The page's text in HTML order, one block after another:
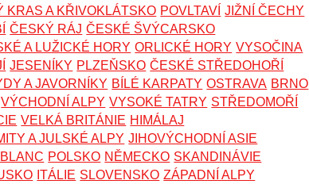
KRAS A KŘIVOKLÁTSKO POVLTAVÍ JIŽNÍ ČECHY
ČESKÝ RÁJ ČESKÉ ŠVÝCARSKO
A LUŽICKÉ HORY ORLICKÉ HORY VYSOČINA
JESENÍKY PLZEŇSKO ČESKÉ STŘEDOHOŘÍ
A JAVORNÍKY BÍLÉ KARPATY OSTRAVA BRNO
VÝCHODNÍ ALPY VYSOKÉ TATRY STŘEDOMOŘÍ
VELKÁ BRITÁNIE HIMÁLAJ
A JULSKÉ ALPY JIHOVÝCHODNÍ ASIE
POLSKO NĚMECKO SKANDINÁVIE
ITÁLIE SLOVENSKO ZÁPADNÍ ALPY